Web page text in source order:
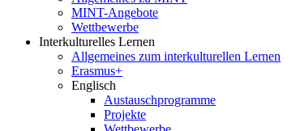
MINT-Angebote
Wettbewerbe
Interkulturelles Lernen
Allgemeines zum interkulturellen Lernen
Erasmus+
Englisch
Austauschprogramme
Projekte